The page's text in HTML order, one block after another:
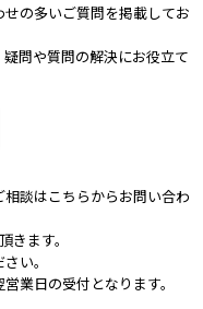
の多いご質問を掲載してお
問や質問の解決にお役立て
談はこちらからお問い合わ
きます。
い。
業日の受付となります。